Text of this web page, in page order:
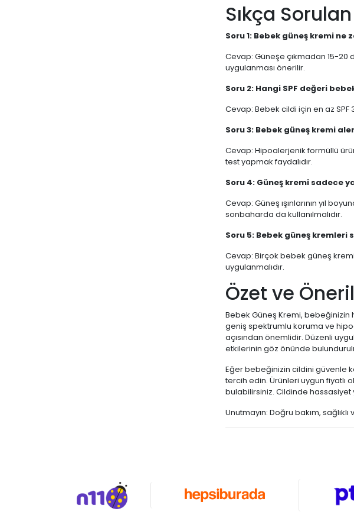
Sıkça
Soru 1: Bebek güneş kremi ne
Cevap: Güneşe çıkmadan 15-
uygulanması önerilir.
Soru 2: Hangi SPF değeri
Cevap: Bebek cildi için en az
Soru 3: Bebek güneş kremi
Cevap: Hipoalerjenik formüllü
test yapmak faydalıdır.
Soru 4: Güneş kremi sadece
Cevap: Güneş ışınlarının yıl
sonbaharda da kullanılmalıdır.
Soru 5: Bebek güneş kremleri
Cevap: Birçok bebek güneş
uygulanmalıdır.
Özet ve
Bebek Güneş Kremi, bebeğinizin
geniş spektrumlu koruma ve
açısından önemlidir. Düzenli
etkilerinin göz önünde
Eğer bebeğinizin cildini güvenle
tercih edin. Ürünleri uygun
bulabilirsiniz. Cildinde
Unutmayın: Doğru bakım,